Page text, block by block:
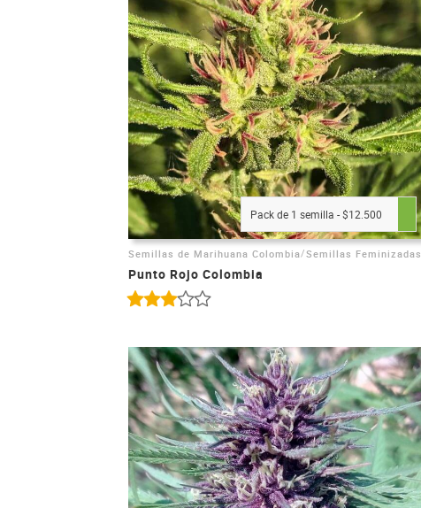
Pack de 1 semilla - $12.500
Semillas de Marihuana Colombia/Semillas Feminizadas
Punto Rojo Colombia